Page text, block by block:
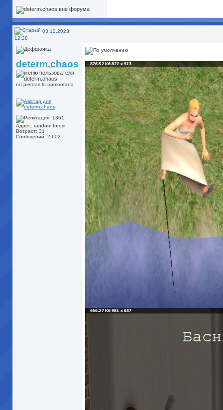
03.12.2023,
12:28
determ.chaos
no pierdas la tramontana
Адрес: random forest
Возраст: 31
Сообщений: 2,602